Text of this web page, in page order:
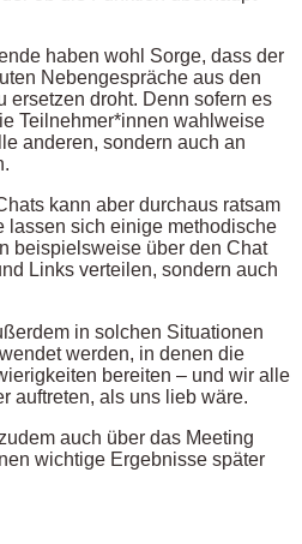
haben wohl Sorge, dass der
Nebengespräche aus den
ersetzen droht. Denn sofern es
Teilnehmer*innen wahlweise
anderen, sondern auch an
kann aber durchaus ratsam
lassen sich einige methodische
beispielsweise über den Chat
Links verteilen, sondern auch
in solchen Situationen
werden, in denen die
bereiten – und wir alle
auftreten, als uns lieb wäre.
auch über das Meeting
wichtige Ergebnisse später